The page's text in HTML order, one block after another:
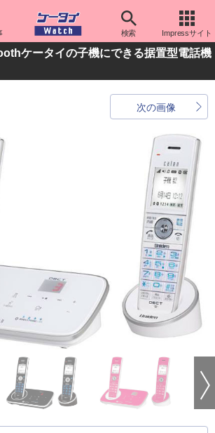
検索 Impressサイト
ケータイの子機にできる据置型電話機
次の画像